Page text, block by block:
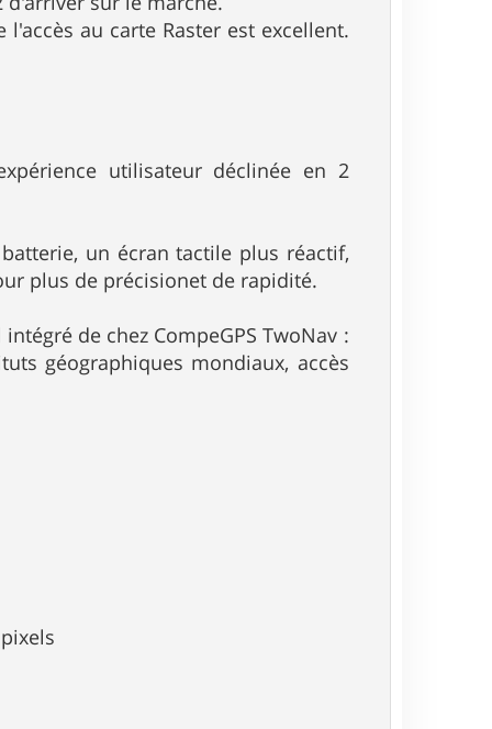
au carte Raster est excellent.
utilisateur déclinée en 2
un écran tactile plus réactif,
plus de précisionet de rapidité.
de chez CompeGPS TwoNav :
géographiques mondiaux, accès